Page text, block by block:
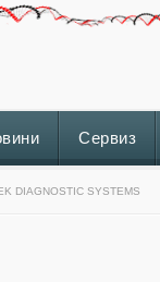
Сервиз
DIAGNOSTIC SYSTEMS